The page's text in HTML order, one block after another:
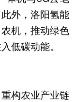
外，洛阳氢能
机，推动绿色
低碳动能。
构农业产业链